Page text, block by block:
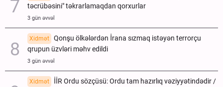
təcrübəsini" təkrarlamaqdan qorxurlar
3 gün əvvəl
Xidmət
Qonşu ölkələrdən İrana sızmaq istəyən terrorçu
qrupun üzvləri məhv edildi
3 gün əvvəl
Xidmət
İİR Ordu sözçüsü: Ordu tam hazırlıq vəziyyətindədir /